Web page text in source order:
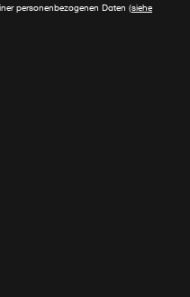
personenbezogenen Daten (siehe